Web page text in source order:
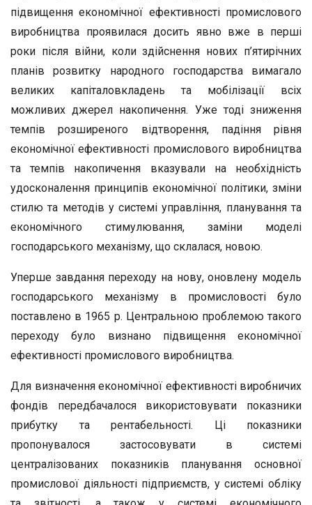
підвищення економічної ефективності промислового
виробництва проявилася досить явно вже в перші
роки після війни, коли здійснення нових п’ятирічних
планів розвитку народного господарства вимагало
великих капіталовкладень та мобілізації всіх
можливих джерел накопичення. Уже тоді зниження
темпів розширеного відтворення, падіння рівня
економічної ефективності промислового виробництва
та темпів накопичення вказували на необхідність
удосконалення принципів економічної політики, зміни
стилю та методів у системі управління, планування та
економічного стимулювання, заміни моделі
господарського механізму, що склалася, новою.
Уперше завдання переходу на нову, оновлену модель
господарського механізму в промисловості було
поставлено в 1965 р. Центральною проблемою такого
переходу було визнано підвищення економічної
ефективності промислового виробництва.
Для визначення економічної ефективності виробничих
фондів передбачалося використовувати показники
прибутку та рентабельності. Ці показники
пропонувалося застосовувати в системі
централізованих показників планування основної
промислової діяльності підприємств, у системі обліку